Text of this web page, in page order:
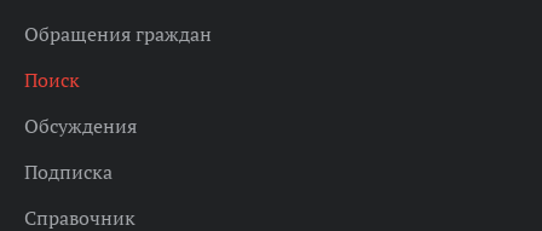
Обращения граждан
Поиск
Обсуждения
Подписка
Справочник